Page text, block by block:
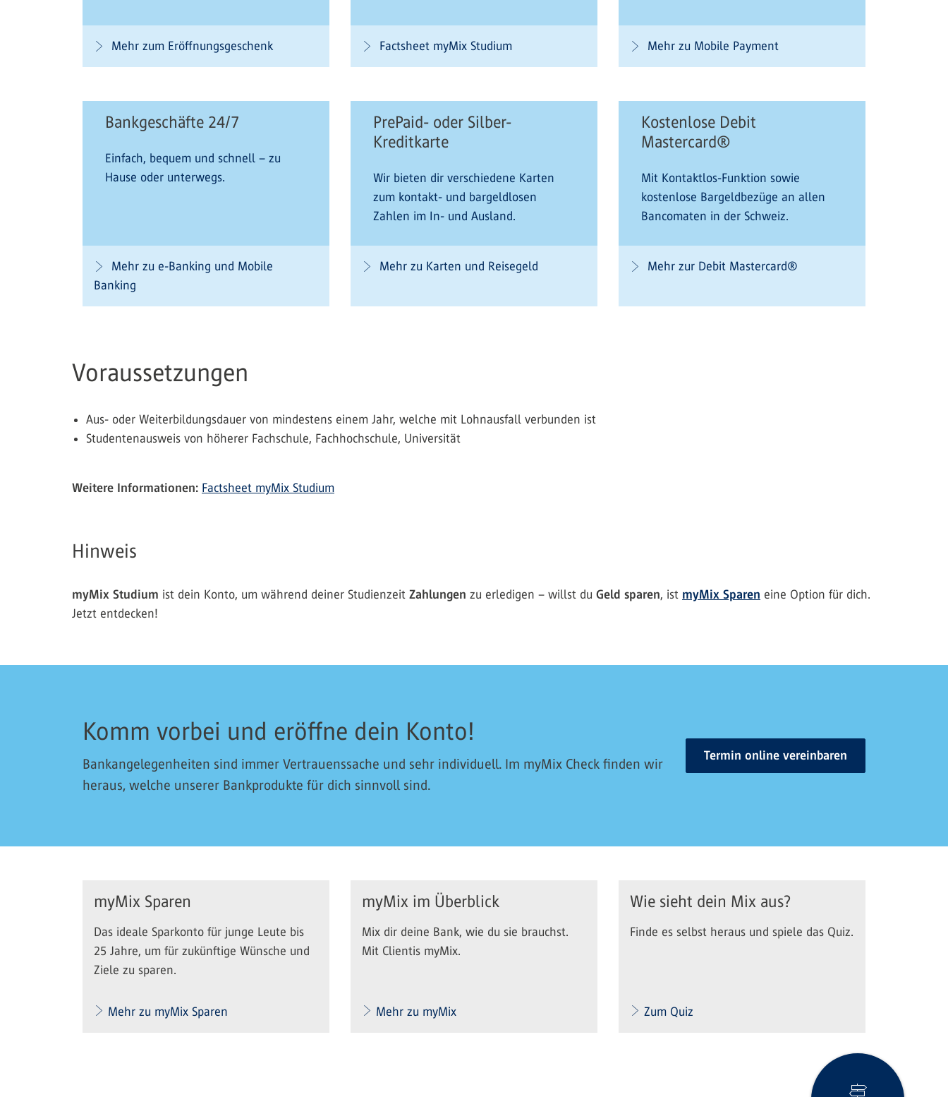
Mehr zum Eröffnungsgeschenk Factsheet myMix Studium Mehr zu Mobile Payment
Bankgeschäfte 24/7
Einfach, bequem und schnell – zu
Hause oder unterwegs.
Mehr zu e-Banking und Mobile
Banking
PrePaid- oder Silber-
Kreditkarte
Wir bieten dir verschiedene Karten
zum kontakt- und bargeldlosen
Zahlen im In- und Ausland.
Mehr zu Karten und Reisegeld
Kostenlose Debit
Mastercard®
Mit Kontaktlos-Funktion sowie
kostenlose Bargeldbezüge an allen
Bancomaten in der Schweiz.
Mehr zur Debit Mastercard®
Voraussetzungen
Aus- oder Weiterbildungsdauer von mindestens einem Jahr, welche mit Lohnausfall verbunden ist
Studentenausweis von höherer Fachschule, Fachhochschule, Universität
Weitere Informationen: Factsheet myMix Studium
Hinweis
myMix Studium ist dein Konto, um während deiner Studienzeit Zahlungen zu erledigen – willst du Geld sparen, ist myMix Sparen eine Option für dich.
Jetzt entdecken!
Komm vorbei und eröffne dein Konto!
Bankangelegenheiten sind immer Vertrauenssache und sehr individuell. Im myMix Check finden wir
heraus, welche unserer Bankprodukte für dich sinnvoll sind.
Termin online vereinbaren
myMix Sparen
Das ideale Sparkonto für junge Leute bis
25 Jahre, um für zukünftige Wünsche und
Ziele zu sparen.
Mehr zu myMix Sparen
myMix im Überblick
Mix dir deine Bank, wie du sie brauchst.
Mit Clientis myMix.
Mehr zu myMix
Wie sieht dein Mix aus?
Finde es selbst heraus und spiele das Quiz.
Zum Quiz